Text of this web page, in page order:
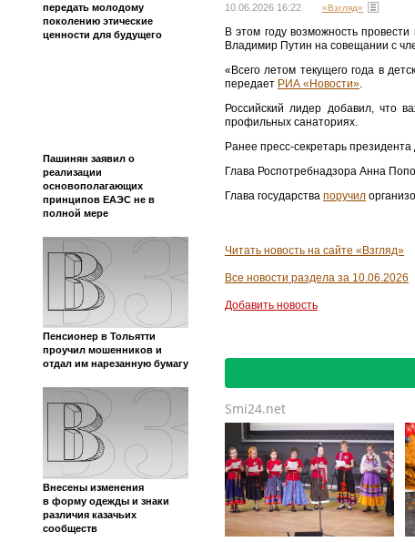
передать молодому
поколению этические
ценности для будущего
Пашинян заявил о
реализации
основополагающих
принципов ЕАЭС не в
полной мере
Пенсионер в Тольятти
проучил мошенников и
отдал им нарезанную бумагу
Внесены изменения
в форму одежды и знаки
различия казачьих
сообществ
10.06.2026 16:22 «Взгляд»
В этом году возможность
Владимир Путин на совещании с
«Всего летом текущего года в
передает РИА «Новости».
Российский лидер добавил, что
профильных санаториях.
Ранее пресс-секретарь
Глава Роспотребнадзора Анна
Глава государства поручил
Читать новость на сайте «Взгляд»
Все новости раздела за 10.06.2026
Добавить новость
Smi24.net